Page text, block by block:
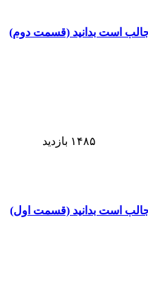
است بدانید (قسمت دوم)
۱۴۸۵ بازدید
است بدانید (قسمت اول)